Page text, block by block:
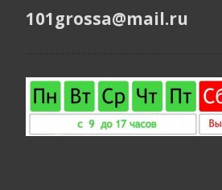
101grossa@mail.ru